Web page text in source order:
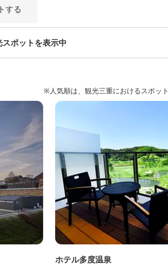
する
ポットを表示中
※人気順は、観光三重におけるスポッ
ホテル多度温泉